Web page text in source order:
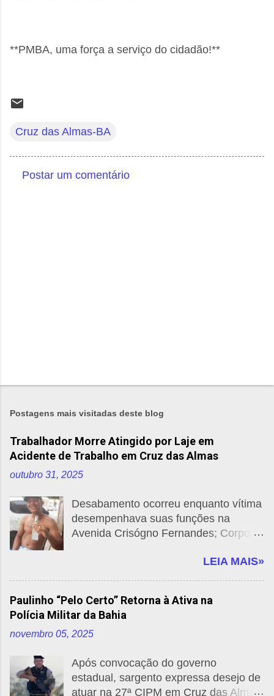
**PMBA, uma força a serviço do cidadão!**
Cruz das Almas-BA
Postar um comentário
Postagens mais visitadas deste blog
Trabalhador Morre Atingido por Laje em
Acidente de Trabalho em Cruz das Almas
outubro 31, 2025
Desabamento ocorreu enquanto vítima
desempenhava suas funções na
Avenida Crisógno Fernandes; Corpo
acionados, mas não conseguiram
resultou na morte de um trabalhador
em Cruz das Almas, na manhã desta
sexta-feira (31). O incidente
Fernandes, quando um pedaço de laje
desabou, atingindo o homem enquanto
LEIA MAIS»
Paulinho “Pelo Certo” Retorna à Ativa na
Polícia Militar da Bahia
novembro 05, 2025
Após convocação do governo
estadual, sargento expressa desejo de
atuar na 27ª CIPM em Cruz das Almas